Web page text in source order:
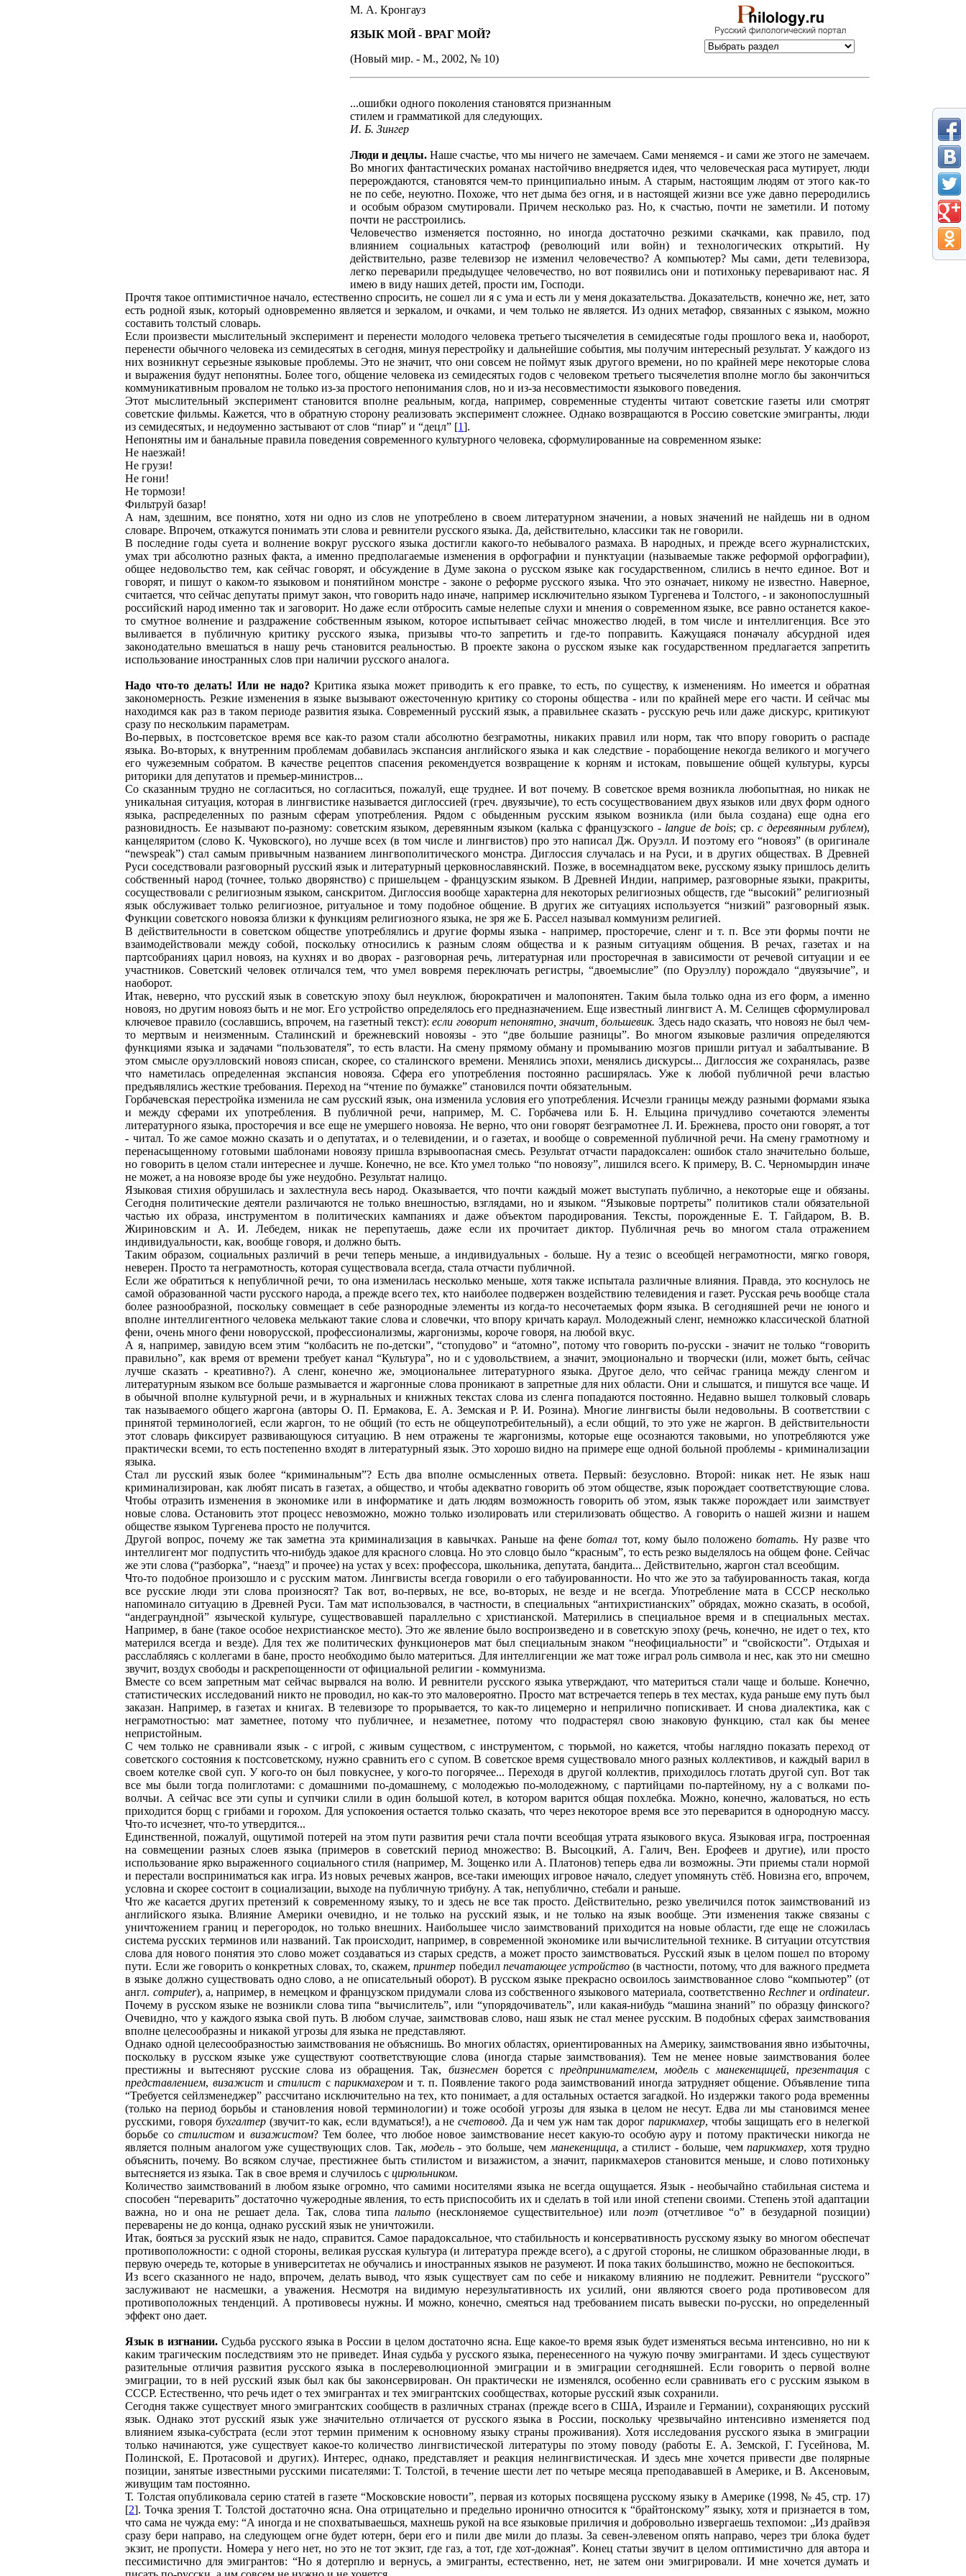
М. А. Кронгауз
ЯЗЫК МОЙ - ВРАГ МОЙ?
(Новый мир. - М., 2002, № 10)
...ошибки одного поколения становятся признанным
стилем и грамматикой для следующих.
И. Б. Зингер
Люди и децлы. Наше счастье, что мы ничего не замечаем. Сами меняемся - и сами же этого не замечаем.
Во многих фантастических романах настойчиво внедряется идея, что человеческая раса мутирует, люди
перерождаются, становятся чем-то принципиально иным. А старым, настоящим людям от этого как-то
не по себе, неуютно. Похоже, что нет дыма без огня, и в настоящей жизни все уже давно переродились
и особым образом смутировали. Причем несколько раз. Но, к счастью, почти не заметили. И потому
почти не расстроились.
Человечество изменяется постоянно, но иногда достаточно резкими скачками, как правило, под
влиянием социальных катастроф (революций или войн) и технологических открытий. Ну
действительно, разве телевизор не изменил человечество? А компьютер? Мы сами, дети телевизора,
легко переварили предыдущее человечество, но вот появились они и потихоньку переваривают нас. Я
имею в виду наших детей, прости им, Господи.
Прочтя такое оптимистичное начало, естественно спросить, не сошел ли я с ума и есть ли у меня доказательства. Доказательств, конечно же, нет, зато
есть родной язык, который одновременно является и зеркалом, и очками, и чем только не является. Из одних метафор, связанных с языком, можно
составить толстый словарь.
Если произвести мыслительный эксперимент и перенести молодого человека третьего тысячелетия в семидесятые годы прошлого века и, наоборот,
перенести обычного человека из семидесятых в сегодня, минуя перестройку и дальнейшие события, мы получим интересный результат. У каждого из
них возникнут серьезные языковые проблемы. Это не значит, что они совсем не поймут язык другого времени, но по крайней мере некоторые слова
и выражения будут непонятны. Более того, общение человека из семидесятых годов с человеком третьего тысячелетия вполне могло бы закончиться
коммуникативным провалом не только из-за простого непонимания слов, но и из-за несовместимости языкового поведения.
Этот мыслительный эксперимент становится вполне реальным, когда, например, современные студенты читают советские газеты или смотрят
советские фильмы. Кажется, что в обратную сторону реализовать эксперимент сложнее. Однако возвращаются в Россию советские эмигранты, люди
из семидесятых, и недоуменно застывают от слов “пиар” и “децл” [1].
Непонятны им и банальные правила поведения современного культурного человека, сформулированные на современном языке:
Не наезжай!
Не грузи!
Не гони!
Не тормози!
Фильтруй базар!
А нам, здешним, все понятно, хотя ни одно из слов не употреблено в своем литературном значении, а новых значений не найдешь ни в одном
словаре. Впрочем, откажутся понимать эти слова и ревнители русского языка. Да, действительно, классики так не говорили.
В последние годы суета и волнение вокруг русского языка достигли какого-то небывалого размаха. В народных, и прежде всего журналистских,
умах три абсолютно разных факта, а именно предполагаемые изменения в орфографии и пунктуации (называемые также реформой орфографии),
общее недовольство тем, как сейчас говорят, и обсуждение в Думе закона о русском языке как государственном, слились в нечто единое. Вот и
говорят, и пишут о каком-то языковом и понятийном монстре - законе о реформе русского языка. Что это означает, никому не известно. Наверное,
считается, что сейчас депутаты примут закон, что говорить надо иначе, например исключительно языком Тургенева и Толстого, - и законопослушный
российский народ именно так и заговорит. Но даже если отбросить самые нелепые слухи и мнения о современном языке, все равно останется какое-
то смутное волнение и раздражение собственным языком, которое испытывает сейчас множество людей, в том числе и интеллигенция. Все это
выливается в публичную критику русского языка, призывы что-то запретить и где-то поправить. Кажущаяся поначалу абсурдной идея
законодательно вмешаться в нашу речь становится реальностью. В проекте закона о русском языке как государственном предлагается запретить
использование иностранных слов при наличии русского аналога.
Надо что-то делать! Или не надо? Критика языка может приводить к его правке, то есть, по существу, к изменениям. Но имеется и обратная
закономерность. Резкие изменения в языке вызывают ожесточенную критику со стороны общества - или по крайней мере его части. И сейчас мы
находимся как раз в таком периоде развития языка. Современный русский язык, а правильнее сказать - русскую речь или даже дискурс, критикуют
сразу по нескольким параметрам.
Во-первых, в постсоветское время все как-то разом стали абсолютно безграмотны, никаких правил или норм, так что впору говорить о распаде
языка. Во-вторых, к внутренним проблемам добавилась экспансия английского языка и как следствие - порабощение некогда великого и могучего
его чужеземным собратом. В качестве рецептов спасения рекомендуется возвращение к корням и истокам, повышение общей культуры, курсы
риторики для депутатов и премьер-министров...
Со сказанным трудно не согласиться, но согласиться, пожалуй, еще труднее. И вот почему. В советское время возникла любопытная, но никак не
уникальная ситуация, которая в лингвистике называется диглоссией (греч. двуязычие), то есть сосуществованием двух языков или двух форм одного
языка, распределенных по разным сферам употребления. Рядом с обыденным русским языком возникла (или была создана) еще одна его
разновидность. Ее называют по-разному: советским языком, деревянным языком (калька с французского - langue de bois; ср.с деревянным рублем),
канцеляритом (слово К. Чуковского), но лучше всех (в том числе и лингвистов) про это написал Дж. Оруэлл. И поэтому его “новояз” (в оригинале
“newspeak”) стал самым привычным названием лингвополитического монстра. Диглоссия случалась и на Руси, и в других обществах. В Древней
Руси соседствовали разговорный русский язык и литературный церковнославянский. Позже, в восемнадцатом веке, русскому языку пришлось делить
собственный народ (точнее, только дворянство) с пришельцем - французским языком. В Древней Индии, например, разговорные языки, пракриты,
сосуществовали с религиозным языком, санскритом. Диглоссия вообще характерна для некоторых религиозных обществ, где “высокий” религиозный
язык обслуживает только религиозное, ритуальное и тому подобное общение. В других же ситуациях используется “низкий” разговорный язык.
Функции советского новояза близки к функциям религиозного языка, не зря же Б. Рассел называл коммунизм религией.
В действительности в советском обществе употреблялись и другие формы языка - например, просторечие, сленг и т. п. Все эти формы почти не
взаимодействовали между собой, поскольку относились к разным слоям общества и к разным ситуациям общения. В речах, газетах и на
партсобраниях царил новояз, на кухнях и во дворах - разговорная речь, литературная или просторечная в зависимости от речевой ситуации и ее
участников. Советский человек отличался тем, что умел вовремя переключать регистры, “двоемыслие” (по Оруэллу) порождало “двуязычие”, и
наоборот.
Итак, неверно, что русский язык в советскую эпоху был неуклюж, бюрократичен и малопонятен. Таким была только одна из его форм, а именно
новояз, но другим новояз быть и не мог. Его устройство определялось его предназначением. Еще известный лингвист А. М. Селищев сформулировал
ключевое правило (сославшись, впрочем, на газетный текст):если говорит непонятно, значит, большевик. Здесь надо сказать, что новояз не был чем-
то мертвым и неизменным. Сталинский и брежневский новоязы - это “две большие разницы”. Во многом языковые различия определяются
функциями языка и задачами “пользователя”, то есть власти. На смену прямому обману и промыванию мозгов пришли ритуал и забалтывание. В
этом смысле оруэлловский новояз списан, скорее, со сталинского времени. Менялись эпохи, менялись дискурсы... Диглоссия же сохранялась, разве
что наметилась определенная экспансия новояза. Сфера его употребления постоянно расширялась. Уже к любой публичной речи властью
предъявлялись жесткие требования. Переход на “чтение по бумажке” становился почти обязательным.
Горбачевская перестройка изменила не сам русский язык, она изменила условия его употребления. Исчезли границы между разными формами языка
и между сферами их употребления. В публичной речи, например, М. С. Горбачева или Б. Н. Ельцина причудливо сочетаются элементы
литературного языка, просторечия и все еще не умершего новояза. Не верно, что они говорят безграмотнее Л. И. Брежнева, просто они говорят, а тот
- читал. То же самое можно сказать и о депутатах, и о телевидении, и о газетах, и вообще о современной публичной речи. На смену грамотному и
перенасыщенному готовыми шаблонами новоязу пришла взрывоопасная смесь. Результат отчасти парадоксален: ошибок стало значительно больше,
но говорить в целом стали интереснее и лучше. Конечно, не все. Кто умел только “по новоязу”, лишился всего. К примеру, В. С. Черномырдин иначе
не может, а на новоязе вроде бы уже неудобно. Результат налицо.
Языковая стихия обрушилась и захлестнула весь народ. Оказывается, что почти каждый может выступать публично, а некоторые еще и обязаны.
Сегодня политические деятели различаются не только внешностью, взглядами, но и языком. “Языковые портреты” политиков стали обязательной
частью их образа, инструментом в политических кампаниях и даже объектом пародирования. Тексты, порожденные Е. Т. Гайдаром, В. В.
Жириновским и А. И. Лебедем, никак не перепутаешь, даже если их прочитает диктор. Публичная речь во многом стала отражением
индивидуальности, как, вообще говоря, и должно быть.
Таким образом, социальных различий в речи теперь меньше, а индивидуальных - больше. Ну а тезис о всеобщей неграмотности, мягко говоря,
неверен. Просто та неграмотность, которая существовала всегда, стала отчасти публичной.
Если же обратиться к непубличной речи, то она изменилась несколько меньше, хотя также испытала различные влияния. Правда, это коснулось не
самой образованной части русского народа, а прежде всего тех, кто наиболее подвержен воздействию телевидения и газет. Русская речь вообще стала
более разнообразной, поскольку совмещает в себе разнородные элементы из когда-то несочетаемых форм языка. В сегодняшней речи не юного и
вполне интеллигентного человека мелькают такие слова и словечки, что впору кричать караул. Молодежный сленг, немножко классической блатной
фени, очень много фени новорусской, профессионализмы, жаргонизмы, короче говоря, на любой вкус.
А я, например, завидую всем этим “колбасить не по-детски”, “стопудово” и “атомно”, потому что говорить по-русски - значит не только “говорить
правильно”, как время от времени требует канал “Культура”, но и с удовольствием, а значит, эмоционально и творчески (или, может быть, сейчас
лучше сказать - креативно?). А сленг, конечно же, эмоциональнее литературного языка. Другое дело, что сейчас граница между сленгом и
литературным языком все больше размывается и жаргонные слова проникают в запретные для них области. Они и слышатся, и пишутся все чаще. И
в обычной вполне культурной речи, и в журнальных и книжных текстах слова из сленга попадаются постоянно. Недавно вышел толковый словарь
так называемого общего жаргона (авторы О. П. Ермакова, Е. А. Земская и Р. И. Розина). Многие лингвисты были недовольны. В соответствии с
принятой терминологией, если жаргон, то не общий (то есть не общеупотребительный), а если общий, то это уже не жаргон. В действительности
этот словарь фиксирует развивающуюся ситуацию. В нем отражены те жаргонизмы, которые еще осознаются таковыми, но употребляются уже
практически всеми, то есть постепенно входят в литературный язык. Это хорошо видно на примере еще одной больной проблемы - криминализации
языка.
Стал ли русский язык более “криминальным”? Есть два вполне осмысленных ответа. Первый: безусловно. Второй: никак нет. Не язык наш
криминализирован, как любят писать в газетах, а общество, и чтобы адекватно говорить об этом обществе, язык порождает соответствующие слова.
Чтобы отразить изменения в экономике или в информатике и дать людям возможность говорить об этом, язык также порождает или заимствует
новые слова. Остановить этот процесс невозможно, можно только изолировать или стерилизовать общество. А говорить о нашей жизни и нашем
обществе языком Тургенева просто не получится.
Другой вопрос, почему же так заметна эта криминализация в кавычках. Раньше на фенеботал тот, кому было положеноботать. Ну разве что
интеллигент мог подпустить что-нибудь эдакое для красного словца. Но это словцо было “красным”, то есть резко выделялось на общем фоне. Сейчас
же эти слова (“разборка”, “наезд” и прочее) на устах у всех: профессора, школьника, депутата, бандита... Действительно, жаргон стал всеобщим.
Что-то подобное произошло и с русским матом. Лингвисты всегда говорили о его табуированности. Но что же это за табуированность такая, когда
все русские люди эти слова произносят? Так вот, во-первых, не все, во-вторых, не везде и не всегда. Употребление мата в СССР несколько
напоминало ситуацию в Древней Руси. Там мат использовался, в частности, в специальных “антихристианских” обрядах, можно сказать, в особой,
“андеграундной” языческой культуре, существовавшей параллельно с христианской. Матерились в специальное время и в специальных местах.
Например, в бане (такое особое нехристианское место). Это же явление было воспроизведено и в советскую эпоху (речь, конечно, не идет о тех, кто
матерился всегда и везде). Для тех же политических функционеров мат был специальным знаком “неофициальности” и “свойскости”. Отдыхая и
расслабляясь с коллегами в бане, просто необходимо было материться. Для интеллигенции же мат тоже играл роль символа и нес, как это ни смешно
звучит, воздух свободы и раскрепощенности от официальной религии - коммунизма.
Вместе со всем запретным мат сейчас вырвался на волю. И ревнители русского языка утверждают, что материться стали чаще и больше. Конечно,
статистических исследований никто не проводил, но как-то это маловероятно. Просто мат встречается теперь в тех местах, куда раньше ему путь был
заказан. Например, в газетах и книгах. В телевизоре то прорывается, то как-то лицемерно и неприлично попискивает. И снова диалектика, как с
неграмотностью: мат заметнее, потому что публичнее, и незаметнее, потому что подрастерял свою знаковую функцию, стал как бы менее
непристойным.
С чем только не сравнивали язык - с игрой, с живым существом, с инструментом, с тюрьмой, но кажется, чтобы наглядно показать переход от
советского состояния к постсоветскому, нужно сравнить его с супом. В советское время существовало много разных коллективов, и каждый варил в
своем котелке свой суп. У кого-то он был повкуснее, у кого-то погорячее... Переходя в другой коллектив, приходилось глотать другой суп. Вот так
все мы были тогда полиглотами: с домашними по-домашнему, с молодежью по-молодежному, с партийцами по-партейному, ну а с волками по-
волчьи. А сейчас все эти супы и супчики слили в один большой котел, в котором варится общая похлебка. Можно, конечно, жаловаться, но есть
приходится борщ с грибами и горохом. Для успокоения остается только сказать, что через некоторое время все это переварится в однородную массу.
Что-то исчезнет, что-то утвердится...
Единственной, пожалуй, ощутимой потерей на этом пути развития речи стала почти всеобщая утрата языкового вкуса. Языковая игра, построенная
на совмещении разных слоев языка (примеров в советский период множество: В. Высоцкий, А. Галич, Вен. Ерофеев и другие), или просто
использование ярко выраженного социального стиля (например, М. Зощенко или А. Платонов) теперь едва ли возможны. Эти приемы стали нормой
и перестали восприниматься как игра. Из новых речевых жанров, все-таки имеющих игровое начало, следует упомянуть стёб. Новизна его, впрочем,
условна и скорее состоит в социализации, выходе на публичную трибуну. А так, непублично, стебали и раньше.
Что же касается других претензий к современному языку, то и здесь не все так просто. Действительно, резко увеличился поток заимствований из
английского языка. Влияние Америки очевидно, и не только на русский язык, и не только на язык вообще. Эти изменения также связаны с
уничтожением границ и перегородок, но только внешних. Наибольшее число заимствований приходится на новые области, где еще не сложилась
система русских терминов или названий. Так происходит, например, в современной экономике или вычислительной технике. В ситуации отсутствия
слова для нового понятия это слово может создаваться из старых средств, а может просто заимствоваться. Русский язык в целом пошел по второму
пути. Если же говорить о конкретных словах, то, скажем,принтер победил печатающее устройство(в частности, потому, что для важного предмета
в языке должно существовать одно слово, а не описательный оборот). В русском языке прекрасно освоилось заимствованное слово “компьютер” (от
англ. computer), а, например, в немецком и французском придумали слова из собственного языкового материала, соответственно Rechnerи ordinateur.
Почему в русском языке не возникли слова типа “вычислитель”, или “упорядочиватель”, или какая-нибудь “машина знаний” по образцу финского?
Очевидно, что у каждого языка свой путь. В любом случае, заимствовав слово, наш язык не стал менее русским. В подобных сферах заимствования
вполне целесообразны и никакой угрозы для языка не представляют.
Однако одной целесообразностью заимствования не объяснишь. Во многих областях, ориентированных на Америку, заимствования явно избыточны,
поскольку в русском языке уже существуют соответствующие слова (иногда старые заимствования). Тем не менее новые заимствования более
престижны и вытесняют русские слова из обращения. Так, бизнесменборется с предпринимателем, модельс манекенщицей, презентацияс
представлением, визажист истилист с парикмахероми т. п. Появление такого рода заимствований иногда затрудняет общение. Объявление типа
“Требуется сейлзменеджер” рассчитано исключительно на тех, кто понимает, а для остальных остается загадкой. Но издержки такого рода временны
(только на период борьбы и становления новой терминологии) и тоже особой угрозы для языка в целом не несут. Едва ли мы становимся менее
русскими, говоря бухгалтер(звучит-то как, если вдуматься!), а несчетовод. Да и чем уж нам так дорог парикмахер, чтобы защищать его в нелегкой
борьбе состилистом и визажистом? Тем более, что любое новое заимствование несет какую-то особую ауру и потому практически никогда не
является полным аналогом уже существующих слов. Так, модель- это больше, чем манекенщица, а стилист - больше, чемпарикмахер, хотя трудно
объяснить, почему. Во всяком случае, престижнее быть стилистом и визажистом, а значит, парикмахеров становится меньше, и слово потихоньку
вытесняется из языка. Так в свое время и случилось сцирюльником.
Количество заимствований в любом языке огромно, что самими носителями языка не всегда ощущается. Язык - необычайно стабильная система и
способен “переварить” достаточно чужеродные явления, то есть приспособить их и сделать в той или иной степени своими. Степень этой адаптации
важна, но и она не решает дела. Так, слова типапальто (несклоняемое существительное) или поэт (отчетливое “о” в безударной позиции)
переварены не до конца, однако русский язык не уничтожили.
Итак, бояться за русский язык не надо, справится. Самое парадоксальное, что стабильность и консервативность русскому языку во многом обеспечат
противоположности: с одной стороны, великая русская культура (и литература прежде всего), а с другой стороны, не слишком образованные люди, в
первую очередь те, которые в университетах не обучались и иностранных языков не разумеют. И пока таких большинство, можно не беспокоиться.
Из всего сказанного не надо, впрочем, делать вывод, что язык существует сам по себе и никакому влиянию не подлежит. Ревнители “русского”
заслуживают не насмешки, а уважения. Несмотря на видимую нерезультативность их усилий, они являются своего рода противовесом для
противоположных тенденций. А противовесы нужны. И можно, конечно, смеяться над требованием писать вывески по-русски, но определенный
эффект оно дает.
Язык в изгнании. Судьба русского языка в России в целом достаточно ясна. Еще какое-то время язык будет изменяться весьма интенсивно, но ни к
каким трагическим последствиям это не приведет. Иная судьба у русского языка, перенесенного на чужую почву эмигрантами. И здесь существуют
разительные отличия развития русского языка в послереволюционной эмиграции и в эмиграции сегодняшней. Если говорить о первой волне
эмиграции, то в ней русский язык был как бы законсервирован. Он практически не изменялся, особенно если сравнивать его с русским языком в
СССР. Естественно, что речь идет о тех эмигрантах и тех эмигрантских сообществах, которые русский язык сохранили.
Сегодня также существует много эмигрантских сообществ в различных странах (прежде всего в США, Израиле и Германии), сохраняющих русский
язык. Однако этот русский язык уже значительно отличается от русского языка в России, поскольку чрезвычайно интенсивно изменяется под
влиянием языка-субстрата (если этот термин применим к основному языку страны проживания). Хотя исследования русского языка в эмиграции
только начинаются, уже существует какое-то количество лингвистической литературы по этому поводу (работы Е. А. Земской, Г. Гусейнова, М.
Полинской, Е. Протасовой и других). Интерес, однако, представляет и реакция нелингвистическая. И здесь мне хочется привести две полярные
позиции, занятые известными русскими писателями: Т. Толстой, в течение шести лет по четыре месяца преподававшей в Америке, и В. Аксеновым,
живущим там постоянно.
Т. Толстая опубликовала серию статей в газете “Московские новости”, первая из которых посвящена русскому языку в Америке (1998, № 45, стр. 17)
[2]. Точка зрения Т. Толстой достаточно ясна. Она отрицательно и предельно иронично относится к “брайтонскому” языку, хотя и признается в том,
что сама не чужда ему: “А иногда и не спохватываешься, махнешь рукой на все языковые приличия и добровольно извергаешь техпомои: „Из драйвэя
сразу бери направо, на следующем огне будет ютерн, бери его и пили две мили до плазы. За севен-элевеном опять направо, через три блока будет
экзит, не пропусти. Номера у него нет, но это не тот экзит, где газ, а тот, где хот-дожная”. Конец статьи звучит в целом оптимистично для автора и
пессимистично для эмигрантов: “Но я дотерплю и вернусь, а эмигранты, естественно, нет, не затем они эмигрировали. И мне хочется думать и